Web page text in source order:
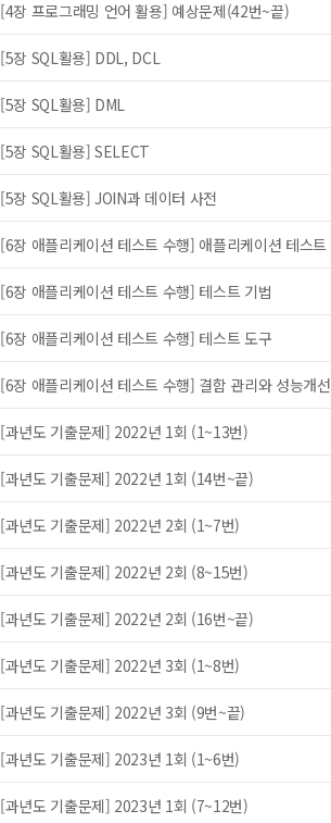
[4장 프로그래밍 언어 활용] 예상문제(42번~끝)
[5장 SQL활용] DDL, DCL
[5장 SQL활용] DML
[5장 SQL활용] SELECT
[5장 SQL활용] JOIN과 데이터 사전
[6장 애플리케이션 테스트 수행] 애플리케이션 테스트
[6장 애플리케이션 테스트 수행] 테스트 기법
[6장 애플리케이션 테스트 수행] 테스트 도구
[6장 애플리케이션 테스트 수행] 결함 관리와 성능개선
[과년도 기출문제] 2022년 1회 (1~13번)
[과년도 기출문제] 2022년 1회 (14번~끝)
[과년도 기출문제] 2022년 2회 (1~7번)
[과년도 기출문제] 2022년 2회 (8~15번)
[과년도 기출문제] 2022년 2회 (16번~끝)
[과년도 기출문제] 2022년 3회 (1~8번)
[과년도 기출문제] 2022년 3회 (9번~끝)
[과년도 기출문제] 2023년 1회 (1~6번)
[과년도 기출문제] 2023년 1회 (7~12번)
내 문의/답변